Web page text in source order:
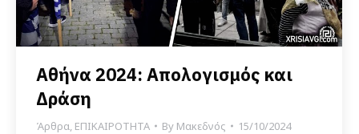
Αθήνα 2024: Απολογισμός και
Δράση
Άρθρα, ΕΠΙΚΑΙΡΟΤΗΤΑ By Μακεδνός 15/10/2024